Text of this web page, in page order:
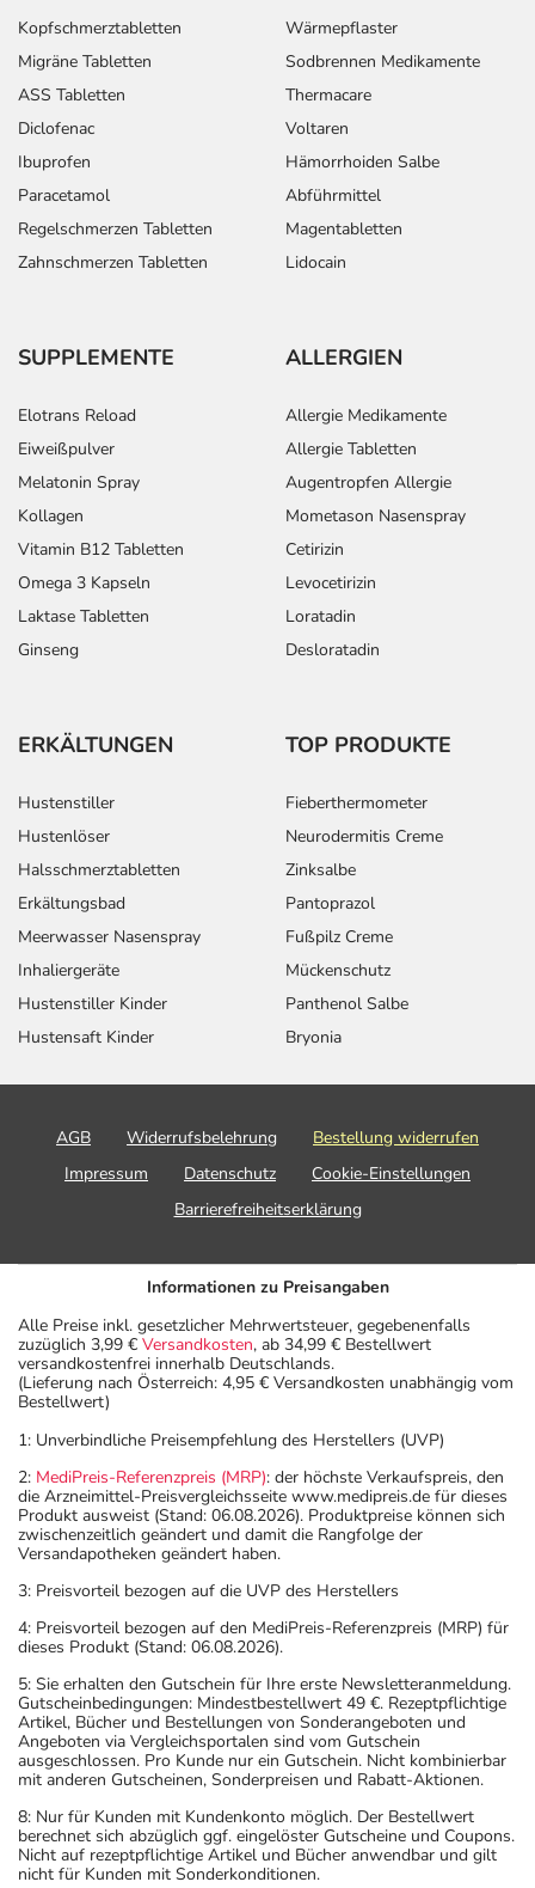
Kopfschmerztabletten
Migräne Tabletten
ASS Tabletten
Diclofenac
Ibuprofen
Paracetamol
Regelschmerzen Tabletten
Zahnschmerzen Tabletten
Wärmepflaster
Sodbrennen Medikamente
Thermacare
Voltaren
Hämorrhoiden Salbe
Abführmittel
Magentabletten
Lidocain
SUPPLEMENTE
Elotrans Reload
Eiweißpulver
Melatonin Spray
Kollagen
Vitamin B12 Tabletten
Omega 3 Kapseln
Laktase Tabletten
Ginseng
ALLERGIEN
Allergie Medikamente
Allergie Tabletten
Augentropfen Allergie
Mometason Nasenspray
Cetirizin
Levocetirizin
Loratadin
Desloratadin
ERKÄLTUNGEN
Hustenstiller
Hustenlöser
Halsschmerztabletten
Erkältungsbad
Meerwasser Nasenspray
Inhaliergeräte
Hustenstiller Kinder
Hustensaft Kinder
TOP PRODUKTE
Fieberthermometer
Neurodermitis Creme
Zinksalbe
Pantoprazol
Fußpilz Creme
Mückenschutz
Panthenol Salbe
Bryonia
AGB Widerrufsbelehrung
Bestellung widerrufen
Impressum
Datenschutz
Cookie-Einstellungen
Barrierefreiheitserklärung
Informationen zu Preisangaben
Alle Preise inkl. gesetzlicher Mehrwertsteuer, gegebenenfalls
zuzüglich 3,99 € Versandkosten, ab 34,99 € Bestellwert
versandkostenfrei innerhalb Deutschlands.
(Lieferung nach Österreich: 4,95 € Versandkosten unabhängig vom
Bestellwert)
1: Unverbindliche Preisempfehlung des Herstellers (UVP)
2: MediPreis-Referenzpreis (MRP): der höchste Verkaufspreis, den
die Arzneimittel-Preisvergleichsseite www.medipreis.de für dieses
Produkt ausweist (Stand: 06.08.2026). Produktpreise können sich
zwischenzeitlich geändert und damit die Rangfolge der
Versandapotheken geändert haben.
3: Preisvorteil bezogen auf die UVP des Herstellers
4: Preisvorteil bezogen auf den MediPreis-Referenzpreis (MRP) für
dieses Produkt (Stand: 06.08.2026).
5: Sie erhalten den Gutschein für Ihre erste Newsletteranmeldung.
Gutscheinbedingungen: Mindestbestellwert 49 €. Rezeptpflichtige
Artikel, Bücher und Bestellungen von Sonderangeboten und
Angeboten via Vergleichsportalen sind vom Gutschein
ausgeschlossen. Pro Kunde nur ein Gutschein. Nicht kombinierbar
mit anderen Gutscheinen, Sonderpreisen und Rabatt-Aktionen.
8: Nur für Kunden mit Kundenkonto möglich. Der Bestellwert
berechnet sich abzüglich ggf. eingelöster Gutscheine und Coupons.
Nicht auf rezeptpflichtige Artikel und Bücher anwendbar und gilt
nicht für Kunden mit Sonderkonditionen.